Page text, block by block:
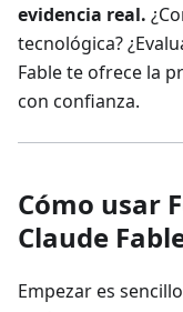
evidencia real.
tecnológica?
Fable te ofrece la
con confianza.
Cómo usar
Claude
Empezar es